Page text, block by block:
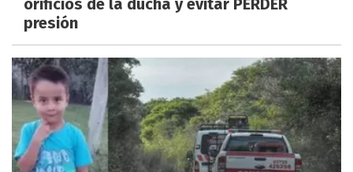
orificios de la ducha y evitar PERDER
presión